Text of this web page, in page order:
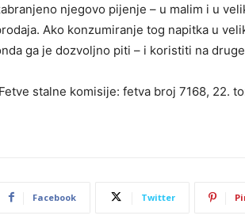
njegovo pijenje – u malim i u
Ako konzumiranje tog napitka u
ga je dozvoljno piti – i koristiti na
stalne komisije: fetva broj 7168, 22.
Facebook Twitter